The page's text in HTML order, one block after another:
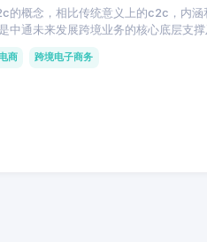
的概念，相比传统意义上的c2c，内
中通未来发展跨境业务的核心底层支撑
商 跨境电子商务